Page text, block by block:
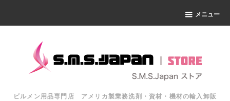
メニュー
ビルメン用品専門店 アメリカ製業務洗剤・資材・機材の輸入卸販